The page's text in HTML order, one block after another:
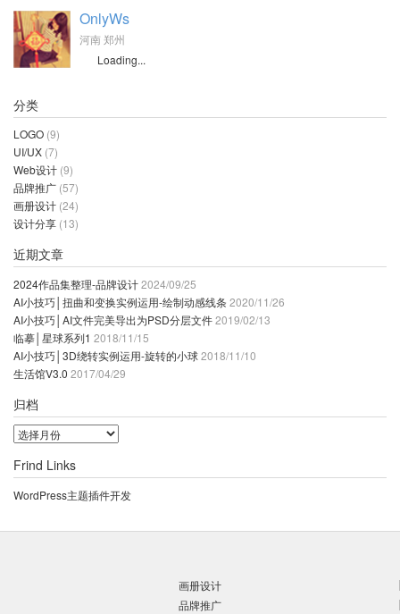
OnlyWs
河南 郑州
Loading...
分类
LOGO (9)
UI/UX (7)
Web设计 (9)
品牌推广 (57)
画册设计 (24)
设计分享 (13)
近期文章
2024作品集整理-品牌设计2024/09/25
AI小技巧│扭曲和变换实例运用-绘制动感线条 2020/11/26
AI小技巧│AI文件完美导出为PSD分层文件2019/02/13
临摹│星球系列1 2018/11/15
AI小技巧│3D绕转实例运用-旋转的小球2018/11/10
生活馆V3.0 2017/04/29
归档
归
档
Frind Links
WordPress主题插件开发
画册设计
品牌推广